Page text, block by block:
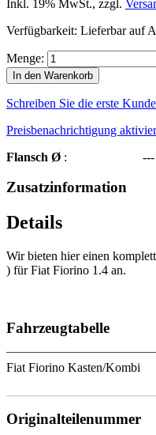
Inkl. 19% MwSt., zzgl.
Verfügbarkeit: Lieferbar auf
Menge:
In den Warenkorb
Schreiben Sie die erste
Preisbenachrichtigung
Flansch Ø : ---
Zusatzinformation
Details
Wir bieten hier einen
) für Fiat Fiorino 1.4 an.
Fahrzeugtabelle
Fiat Fiorino Kasten/Kombi
Originalteilenummer